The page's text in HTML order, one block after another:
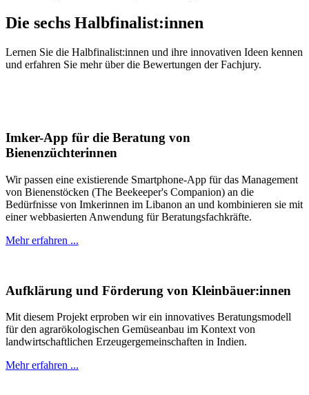
Die sechs Halbfinalist:innen
Lernen Sie die Halbfinalist:innen und ihre innovativen Ideen kennen
und erfahren Sie mehr über die Bewertungen der Fachjury.
Imker-App für die Beratung von
Bienenzüchterinnen
Wir passen eine existierende Smartphone-App für das Management
von Bienenstöcken (The Beekeeper's Companion) an die
Bedürfnisse von Imkerinnen im Libanon an und kombinieren sie mit
einer webbasierten Anwendung für Beratungsfachkräfte.
Mehr erfahren ...
Aufklärung und Förderung von Kleinbäuer:innen
Mit diesem Projekt erproben wir ein innovatives Beratungsmodell
für den agrarökologischen Gemüseanbau im Kontext von
landwirtschaftlichen Erzeugergemeinschaften in Indien.
Mehr erfahren ...